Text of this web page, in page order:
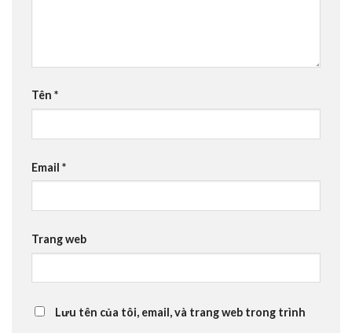
Tên *
Email *
Trang web
Lưu tên của tôi, email, và trang web trong trình